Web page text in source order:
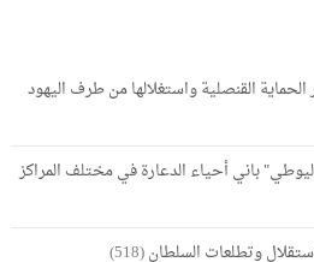
القنصلية واستغلالها من طرف اليهود
باني أحياء الدعارة في مختلف المراكز
وتطلعات السلطان(518)